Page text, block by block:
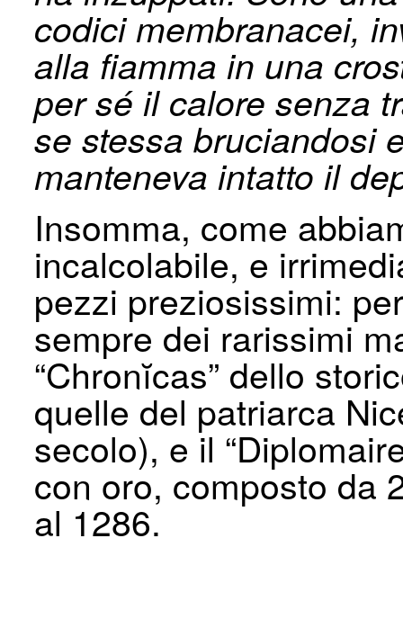
codici membranacei,
alla fiamma in una
per sé il calore senza
se stessa bruciandosi
manteneva intatto il
Insomma, come
incalcolabile, e
pezzi preziosissimi:
sempre dei rarissimi
“Chronĭcas” dello
quelle del patriarca
secolo), e il
con oro, composto da
al 1286.